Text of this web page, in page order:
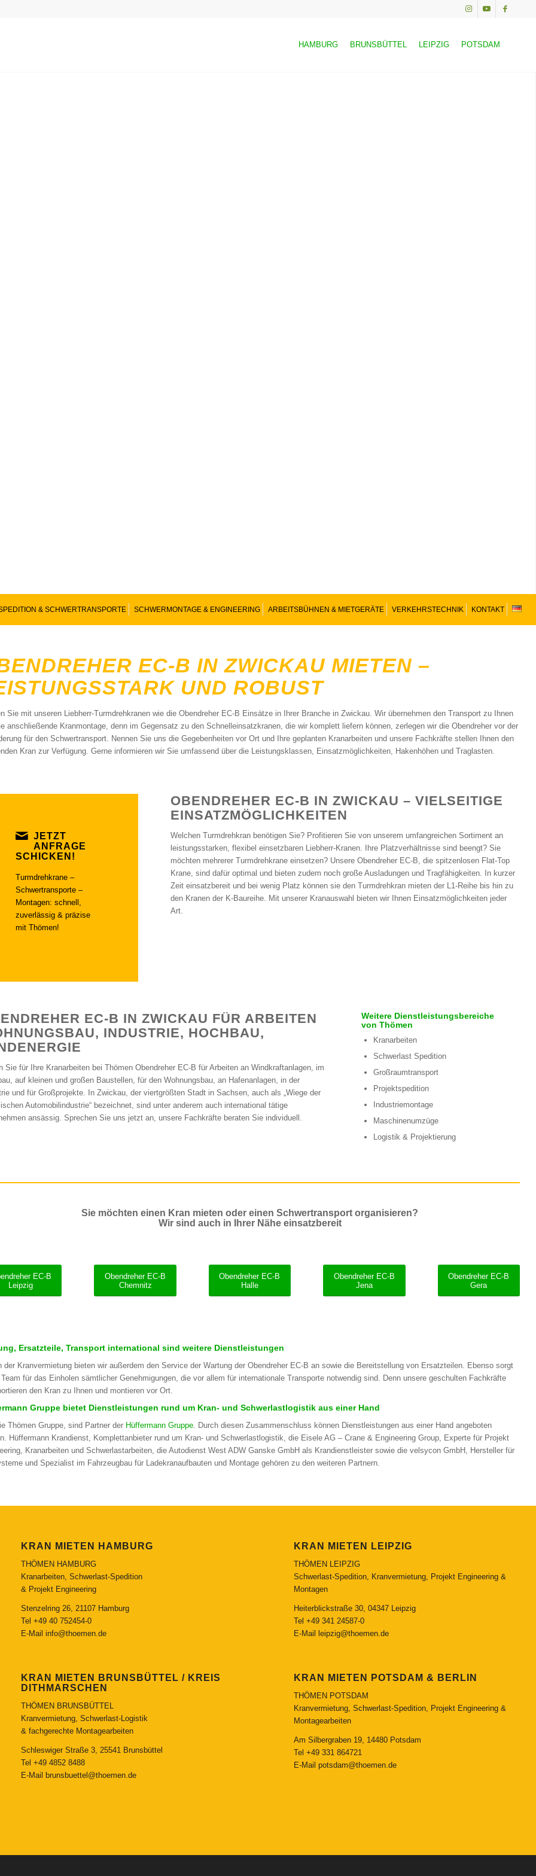
HAMBURG BRUNSBÜTTEL LEIPZIG POTSDAM
& SCHWERTRANSPORTE SCHWERMONTAGE & ENGINEERING ARBEITSBÜHNEN & MIETGERÄTE VERKEHRSTECHNIK KONTAKT
EC-B IN ZWICKAU MIETEN –
UND ROBUST
Sie mit unseren Liebherr-Turmdrehkranen wie die Obendreher EC-B Einsätze in Ihrer Branche in Zwickau. Wir übernehmen den Transport zu Ihnen
anschließende Kranmontage, denn im Gegensatz zu den Schnelleinsatzkranen, die wir komplett liefern können, zerlegen wir die Obendreher vor der
für den Schwertransport. Nennen Sie uns die Gegebenheiten vor Ort und Ihre geplanten Kranarbeiten und unsere Fachkräfte stellen Ihnen den
Kran zur Verfügung. Gerne informieren wir Sie umfassend über die Leistungsklassen, Einsatzmöglichkeiten, Hakenhöhen und Traglasten.
JETZT
ANFRAGE
SCHICKEN!
Turmdrehkrane –
Schwertransporte –
Montagen: schnell,
zuverlässig & präzise
mit Thömen!
OBENDREHER EC-B IN ZWICKAU – VIELSEITIGE
EINSATZMÖGLICHKEITEN
Welchen Turmdrehkran benötigen Sie? Profitieren Sie von unserem umfangreichen Sortiment an
leistungsstarken, flexibel einsetzbaren Liebherr-Kranen. Ihre Platzverhältnisse sind beengt? Sie
möchten mehrerer Turmdrehkrane einsetzen? Unsere Obendreher EC-B, die spitzenlosen Flat-Top
Krane, sind dafür optimal und bieten zudem noch große Ausladungen und Tragfähigkeiten. In kurzer
Zeit einsatzbereit und bei wenig Platz können sie den Turmdrehkran mieten der L1-Reihe bis hin zu
den Kranen der K-Baureihe. Mit unserer Kranauswahl bieten wir Ihnen Einsatzmöglichkeiten jeder
Art.
EC-B IN ZWICKAU FÜR ARBEITEN
INDUSTRIE, HOCHBAU,
Sie für Ihre Kranarbeiten bei Thömen Obendreher EC-B für Arbeiten an Windkraftanlagen, im
auf kleinen und großen Baustellen, für den Wohnungsbau, an Hafenanlagen, in der
und für Großprojekte. In Zwickau, der viertgrößten Stadt in Sachsen, auch als „Wiege der
Automobilindustrie“ bezeichnet, sind unter anderem auch international tätige
ansässig. Sprechen Sie uns jetzt an, unsere Fachkräfte beraten Sie individuell.
Weitere Dienstleistungsbereiche
von Thömen
Kranarbeiten
Schwerlast Spedition
Großraumtransport
Projektspedition
Industriemontage
Maschinenumzüge
Logistik & Projektierung
Sie möchten einen Kran mieten oder einen Schwertransport organisieren?
Wir sind auch in Ihrer Nähe einsatzbereit
EC-B
Leipzig
Obendreher EC-B
Chemnitz
Obendreher EC-B
Halle
Obendreher EC-B
Jena
Obendreher EC-B
Gera
Ersatzteile, Transport international sind weitere Dienstleistungen
der Kranvermietung bieten wir außerdem den Service der Wartung der Obendreher EC-B an sowie die Bereitstellung von Ersatzteilen. Ebenso sorgt
für das Einholen sämtlicher Genehmigungen, die vor allem für internationale Transporte notwendig sind. Denn unsere geschulten Fachkräfte
den Kran zu Ihnen und montieren vor Ort.
Gruppe bietet Dienstleistungen rund um Kran- und Schwerlastlogistik aus einer Hand
Thömen Gruppe, sind Partner der Hüffermann Gruppe. Durch diesen Zusammenschluss können Dienstleistungen aus einer Hand angeboten
Hüffermann Krandienst, Komplettanbieter rund um Kran- und Schwerlastlogistik, die Eisele AG – Crane & Engineering Group, Experte für Projekt
Kranarbeiten und Schwerlastarbeiten, die Autodienst West ADW Ganske GmbH als Krandienstleister sowie die velsycon GmbH, Hersteller für
und Spezialist im Fahrzeugbau für Ladekranaufbauten und Montage gehören zu den weiteren Partnern.
KRAN MIETEN HAMBURG
THÖMEN HAMBURG
Kranarbeiten, Schwerlast-Spedition
& Projekt Engineering
Stenzelring 26, 21107 Hamburg
Tel +49 40 752454-0
E-Mail info@thoemen.de
KRAN MIETEN BRUNSBÜTTEL / KREIS
DITHMARSCHEN
THÖMEN BRUNSBÜTTEL
Kranvermietung, Schwerlast-Logistik
& fachgerechte Montagearbeiten
Schleswiger Straße 3, 25541 Brunsbüttel
Tel +49 4852 8488
E-Mail brunsbuettel@thoemen.de
KRAN MIETEN LEIPZIG
THÖMEN LEIPZIG
Schwerlast-Spedition, Kranvermietung, Projekt Engineering &
Montagen
Heiterblickstraße 30, 04347 Leipzig
Tel +49 341 24587-0
E-Mail
leipzig@thoemen.de
KRAN MIETEN POTSDAM & BERLIN
THÖMEN POTSDAM
Kranvermietung, Schwerlast-Spedition, Projekt Engineering &
Montagearbeiten
Am Silbergraben 19, 14480 Potsdam
Tel +49 331 864721
E-Mail potsdam@thoemen.de